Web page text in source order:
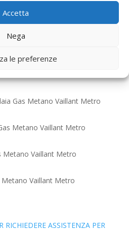
Accetta
Nega
le preferenze
Gas Metano Vaillant
Gas Metano Vaillant Metro
Metano Vaillant Metro
Metano Vaillant Metro
Metano Vaillant Metro
ASSISTENZA PER